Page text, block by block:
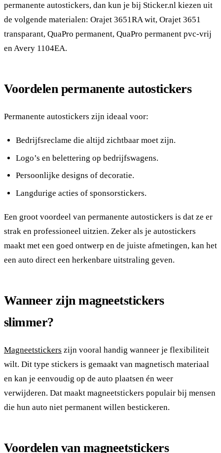
permanente autostickers, dan kun je bij Sticker.nl kiezen uit
de volgende materialen: Orajet 3651RA wit, Orajet 3651
transparant, QuaPro permanent, QuaPro permanent pvc-vrij
en Avery 1104EA.
Voordelen permanente autostickers
Permanente autostickers zijn ideaal voor:
Bedrijfsreclame die altijd zichtbaar moet zijn.
Logo’s en belettering op bedrijfswagens.
Persoonlijke designs of decoratie.
Langdurige acties of sponsorstickers.
Een groot voordeel van permanente autostickers is dat ze er
strak en professioneel uitzien. Zeker als je autostickers
maakt met een goed ontwerp en de juiste afmetingen, kan het
een auto direct een herkenbare uitstraling geven.
Wanneer zijn magneetstickers
slimmer?
Magneetstickers zijn vooral handig wanneer je flexibiliteit
wilt. Dit type stickers is gemaakt van magnetisch materiaal
en kan je eenvoudig op de auto plaatsen én weer
verwijderen. Dat maakt magneetstickers populair bij mensen
die hun auto niet permanent willen bestickeren.
Voordelen van magneetstickers